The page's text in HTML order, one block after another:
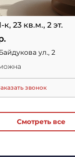
к, 23 кв.м., 2 эт.
ул., 2
звонок
Смотреть все